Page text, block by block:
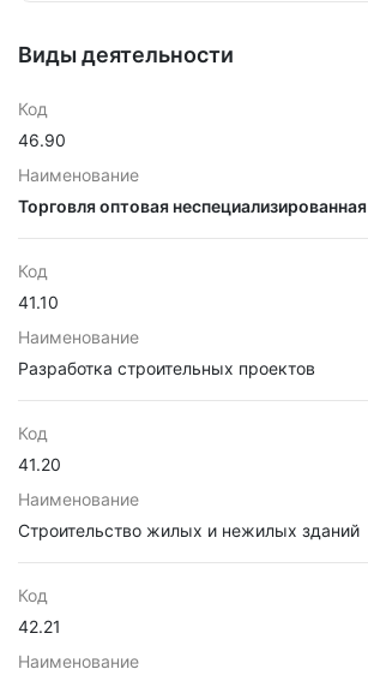
Виды деятельности
Код
46.90
Наименование
Торговля оптовая неспециализированная
Код
41.10
Наименование
Разработка строительных проектов
Код
41.20
Наименование
Строительство жилых и нежилых зданий
Код
42.21
Наименование